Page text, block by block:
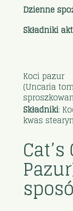
Dzienne
Składniki
Koci pazur
(Uncaria
Składniki:
kwas